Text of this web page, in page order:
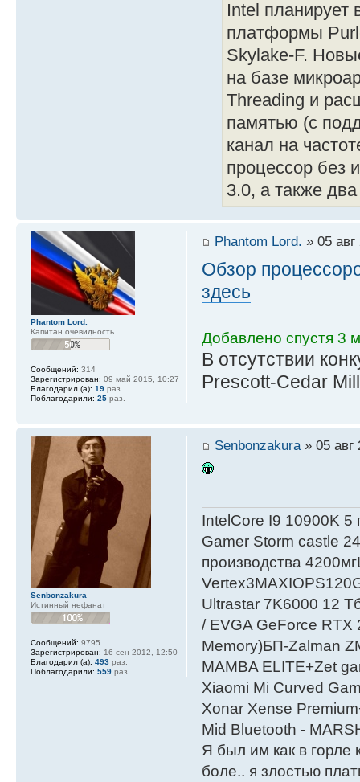
Intel планирует
платформы
Skylake-F.
на базе
Threading и
памятью (с
канал на
процессор без
3.0, а также
Phantom Lord. » 05
Обзор
здесь
Добавлено спустя 3
В отсутствии
Prescott-Cedar
Phantom Lord.
Капитан очевидность
Сообщений: 314
Зарегистрирован: 09 май 2015, 10:27
Благодарил (а): 19 раз.
Поблагодарили: 25 раз.
Senbonzakura» 05 авг
IntelСore I9 10900K 5
Gamer Storm castle
производства
Ultrastar 7K6000 12
/ EVGA GeForce RTX
Мemory)БП-Zalman
MAMBA ELITE+Zet
Xiaomi Mi Curved
Xonar Xense
Mid Bluetooth -
Я был им как в горле
боле.. я злостью
Senbonzakura
Истинный нефанат
Сообщений: 9795
Зарегистрирован: 16 сен 2012, 12:50
Благодарил (а): 493 раз.
Поблагодарили: 559 раз.